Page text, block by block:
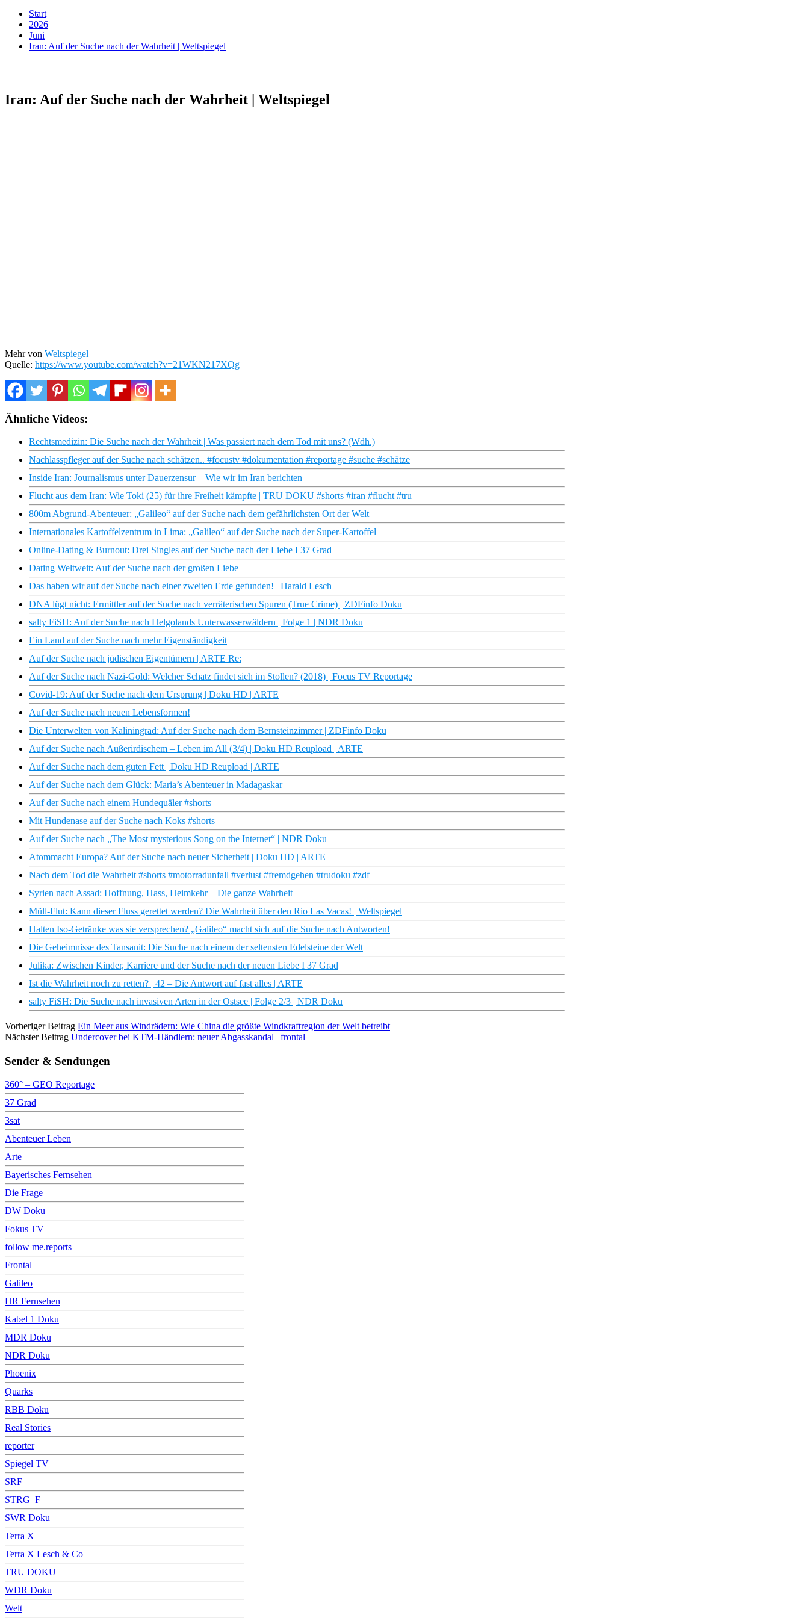
Start
2026
Juni
Iran: Auf der Suche nach der Wahrheit | Weltspiegel
Iran: Auf der Suche nach der Wahrheit | Weltspiegel
Mehr von Weltspiegel
Quelle: https://www.youtube.com/watch?v=21WKN217XQg
Ähnliche Videos:
Rechtsmedizin: Die Suche nach der Wahrheit | Was passiert nach dem Tod mit uns? (Wdh.)
Nachlasspfleger auf der Suche nach schätzen.. #focustv #dokumentation #reportage #suche #schätze
Inside Iran: Journalismus unter Dauerzensur – Wie wir im Iran berichten
Flucht aus dem Iran: Wie Toki (25) für ihre Freiheit kämpfte | TRU DOKU #shorts #iran #flucht #tru
800m Abgrund-Abenteuer: „Galileo“ auf der Suche nach dem gefährlichsten Ort der Welt
Internationales Kartoffelzentrum in Lima: „Galileo“ auf der Suche nach der Super-Kartoffel
Online-Dating & Burnout: Drei Singles auf der Suche nach der Liebe I 37 Grad
Dating Weltweit: Auf der Suche nach der großen Liebe
Das haben wir auf der Suche nach einer zweiten Erde gefunden! | Harald Lesch
DNA lügt nicht: Ermittler auf der Suche nach verräterischen Spuren (True Crime) | ZDFinfo Doku
salty FiSH: Auf der Suche nach Helgolands Unterwasserwäldern | Folge 1 | NDR Doku
Ein Land auf der Suche nach mehr Eigenständigkeit
Auf der Suche nach jüdischen Eigentümern | ARTE Re:
Auf der Suche nach Nazi-Gold: Welcher Schatz findet sich im Stollen? (2018) | Focus TV Reportage
Covid-19: Auf der Suche nach dem Ursprung | Doku HD | ARTE
Auf der Suche nach neuen Lebensformen!
Die Unterwelten von Kaliningrad: Auf der Suche nach dem Bernsteinzimmer | ZDFinfo Doku
Auf der Suche nach Außerirdischem – Leben im All (3/4) | Doku HD Reupload | ARTE
Auf der Suche nach dem guten Fett | Doku HD Reupload | ARTE
Auf der Suche nach dem Glück: Maria’s Abenteuer in Madagaskar
Auf der Suche nach einem Hundequäler #shorts
Mit Hundenase auf der Suche nach Koks #shorts
Auf der Suche nach „The Most mysterious Song on the Internet“ | NDR Doku
Atommacht Europa? Auf der Suche nach neuer Sicherheit | Doku HD | ARTE
Nach dem Tod die Wahrheit #shorts #motorradunfall #verlust #fremdgehen #trudoku #zdf
Syrien nach Assad: Hoffnung, Hass, Heimkehr – Die ganze Wahrheit
Müll-Flut: Kann dieser Fluss gerettet werden? Die Wahrheit über den Rio Las Vacas! | Weltspiegel
Halten Iso-Getränke was sie versprechen? „Galileo“ macht sich auf die Suche nach Antworten!
Die Geheimnisse des Tansanit: Die Suche nach einem der seltensten Edelsteine der Welt
Julika: Zwischen Kinder, Karriere und der Suche nach der neuen Liebe I 37 Grad
Ist die Wahrheit noch zu retten? | 42 – Die Antwort auf fast alles | ARTE
salty FiSH: Die Suche nach invasiven Arten in der Ostsee | Folge 2/3 | NDR Doku
Vorheriger Beitrag Ein Meer aus Windrädern: Wie China die größte Windkraftregion der Welt betreibt
Nächster Beitrag Undercover bei KTM-Händlern: neuer Abgasskandal | frontal
Sender & Sendungen
360° – GEO Reportage
37 Grad
3sat
Abenteuer Leben
Arte
Bayerisches Fernsehen
Die Frage
DW Doku
Fokus TV
follow me.reports
Frontal
Galileo
HR Fernsehen
Kabel 1 Doku
MDR Doku
NDR Doku
Phoenix
Quarks
RBB Doku
Real Stories
reporter
Spiegel TV
SRF
STRG_F
SWR Doku
Terra X
Terra X Lesch & Co
TRU DOKU
WDR Doku
Welt